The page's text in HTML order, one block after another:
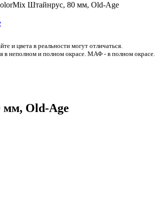
Штайнрус, 80 мм, Old-Age
и цвета в реальности могут отличаться.
в неполном и полном окрасе. МАФ - в полном окрасе.
мм, Old-Age